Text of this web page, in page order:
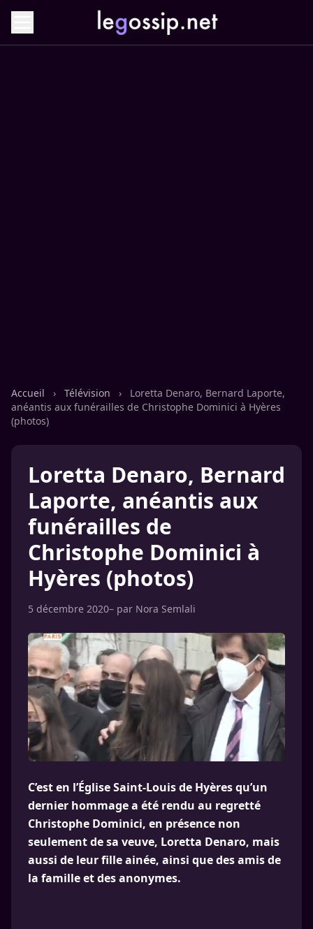
Accueil › Télévision ›
Loretta Denaro, Bernard Laporte,
anéantis aux funérailles de Christophe Dominici à Hyères
(photos)
Loretta Denaro, Bernard
Laporte, anéantis aux
funérailles de
Christophe Dominici à
Hyères (photos)
5 décembre 2020– par Nora Semlali
C’est en l’Église Saint-Louis de Hyères qu’un
dernier hommage a été rendu au regretté
Christophe Dominici, en présence non
seulement de sa veuve, Loretta Denaro, mais
aussi de leur fille ainée, ainsi que des amis de
la famille et des anonymes.